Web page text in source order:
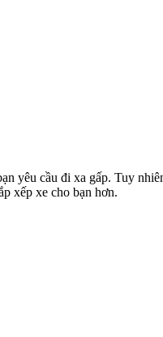
yêu cầu đi xa gấp. Tuy
xếp xe cho bạn hơn.